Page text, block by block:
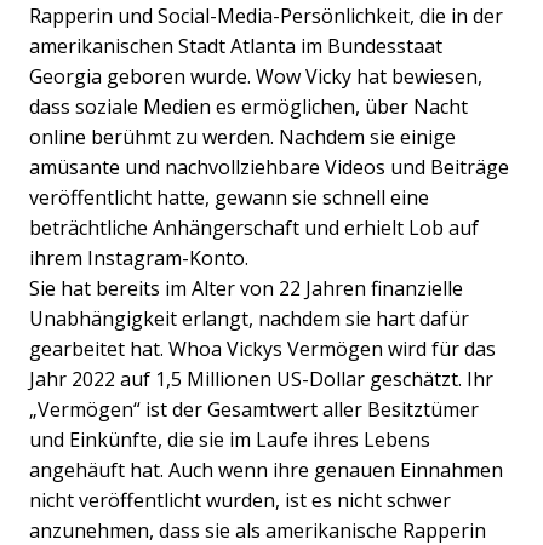
Rapperin und Social-Media-Persönlichkeit, die in der
amerikanischen Stadt Atlanta im Bundesstaat
Georgia geboren wurde. Wow Vicky hat bewiesen,
dass soziale Medien es ermöglichen, über Nacht
online berühmt zu werden. Nachdem sie einige
amüsante und nachvollziehbare Videos und Beiträge
veröffentlicht hatte, gewann sie schnell eine
beträchtliche Anhängerschaft und erhielt Lob auf
ihrem Instagram-Konto.
Sie hat bereits im Alter von 22 Jahren finanzielle
Unabhängigkeit erlangt, nachdem sie hart dafür
gearbeitet hat. Whoa Vickys Vermögen wird für das
Jahr 2022 auf 1,5 Millionen US-Dollar geschätzt. Ihr
„Vermögen“ ist der Gesamtwert aller Besitztümer
und Einkünfte, die sie im Laufe ihres Lebens
angehäuft hat. Auch wenn ihre genauen Einnahmen
nicht veröffentlicht wurden, ist es nicht schwer
anzunehmen, dass sie als amerikanische Rapperin